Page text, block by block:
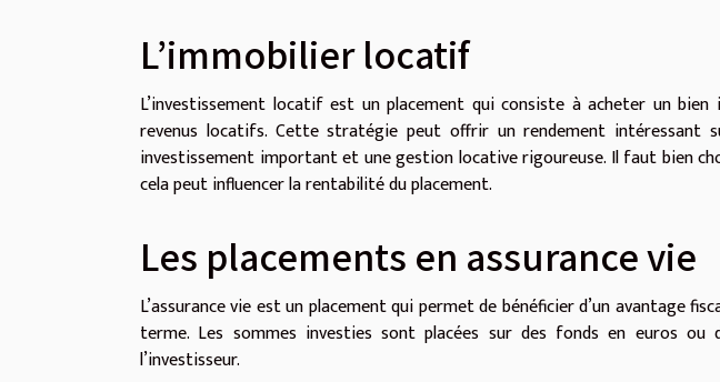
L’immobilier locatif
L’investissement locatif est un placement qui consiste à acheter un
revenus locatifs. Cette stratégie peut offrir un rendement intéressant
investissement important et une gestion locative rigoureuse. Il faut bien
cela peut influencer la rentabilité du placement.
Les placements en assurance vie
L’assurance vie est un placement qui permet de bénéficier d’un avantage
terme. Les sommes investies sont placées sur des fonds en euros
l’investisseur.